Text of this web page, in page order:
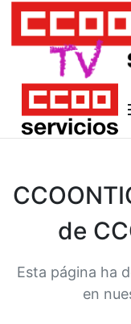
de
Esta página ha
en